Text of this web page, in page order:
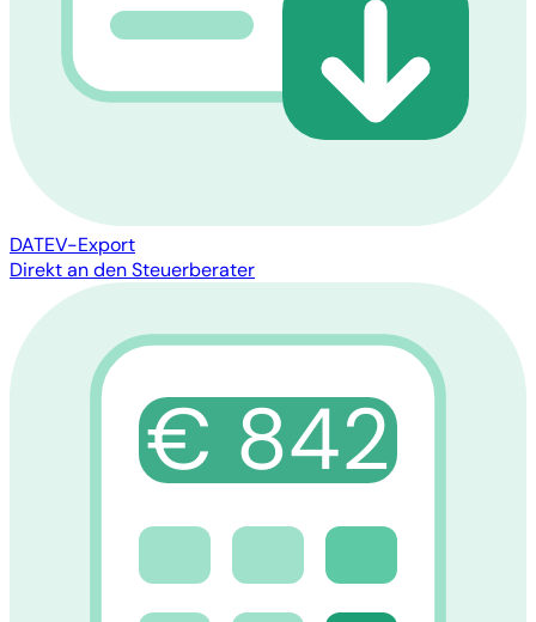
DATEV-Export
Direkt an den Steuerberater
€ 842